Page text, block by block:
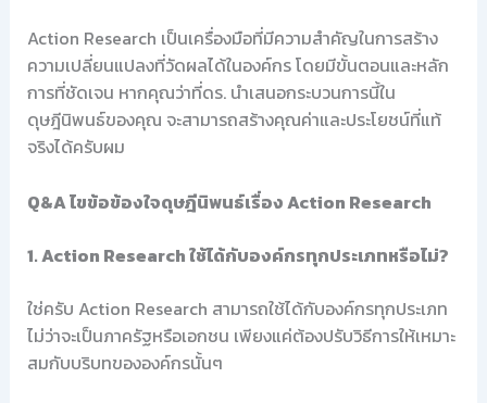
Action Research เป็นเครื่องมือที่มีความสำคัญในการสร้าง
ความเปลี่ยนแปลงที่วัดผลได้ในองค์กร โดยมีขั้นตอนและหลัก
การที่ชัดเจน หากคุณว่าที่ดร. นำเสนอกระบวนการนี้ใน
ดุษฎีนิพนธ์ของคุณ จะสามารถสร้างคุณค่าและประโยชน์ที่แท้
จริงได้ครับผม
Q&A ไขข้อข้องใจดุษฎีนิพนธ์เรื่อง Action Research
1. Action Research ใช้ได้กับองค์กรทุกประเภทหรือไม่?
ใช่ครับ Action Research สามารถใช้ได้กับองค์กรทุกประเภท
ไม่ว่าจะเป็นภาครัฐหรือเอกชน เพียงแค่ต้องปรับวิธีการให้เหมาะ
สมกับบริบทขององค์กรนั้นๆ